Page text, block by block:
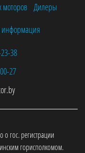
Дилеры
информация
38
27
гос. регистрации
горисполкомом.